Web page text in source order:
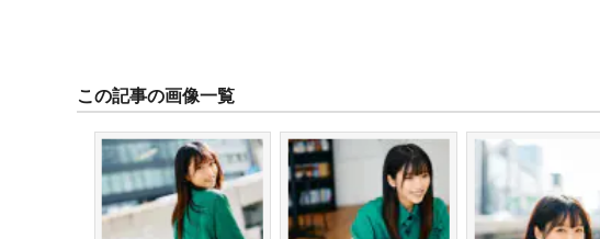
この記事の画像一覧